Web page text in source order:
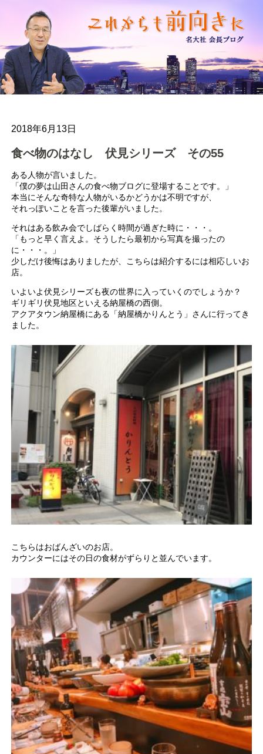
2018年6月13日
食べ物のはなし 伏見シリーズ その55
ある人物が言いました。
「僕の夢は山田さんの食べ物ブログに登場することです。」
本当にそんな奇特な人物がいるかどうかは不明ですが、
それっぽいことを言った後輩がいました。
それはある飲み会でしばらく時間が過ぎた時に・・・。
「もっと早く言えよ。そうしたら最初から写真を撮ったの
に・・・。」
少しだけ後悔はありましたが、こちらは紹介するには相応しいお
店。
いよいよ伏見シリーズも夜の世界に入っていくのでしょうか？
ギリギリ伏見地区といえる納屋橋の西側。
アクアタウン納屋橋にある「納屋橋かりんとう」さんに行ってき
ました。
こちらはおばんざいのお店。
カウンターにはその日の食材がずらりと並んでいます。